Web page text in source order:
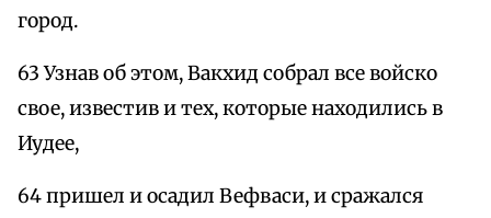
город.
63 Узнав об этом, Вакхид собрал все войско
свое, известив и тех, которые находились в
Иудее,
64 пришел и осадил Вефваси, и сражался